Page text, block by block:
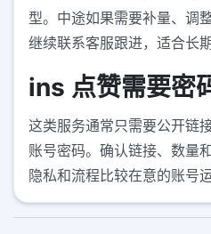
型。中途如果需要补量、调
继续联系客服跟进，适合长
ins 点赞需要密
这类服务通常只需要公开链
账号密码。确认链接、数量
隐私和流程比较在意的账号